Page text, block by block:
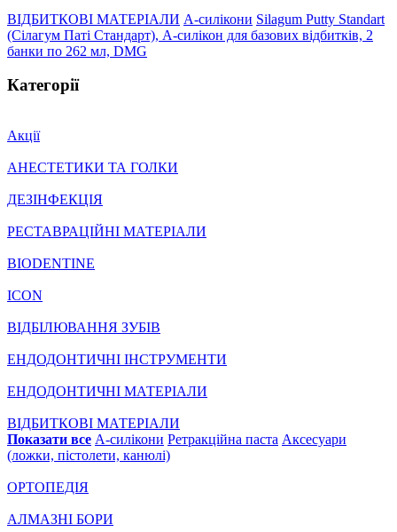
ВІДБИТКОВІ МАТЕРІАЛИ А-силікони Silagum Putty Standart
(Сілагум Паті Стандарт), А-силікон для базових відбитків, 2
банки по 262 мл, DMG
Категорії
Акції
АНЕСТЕТИКИ ТА ГОЛКИ
ДЕЗІНФЕКЦІЯ
РЕСТАВРАЦІЙНІ МАТЕРІАЛИ
BIODENTINE
ICON
ВІДБІЛЮВАННЯ ЗУБІВ
ЕНДОДОНТИЧНІ ІНСТРУМЕНТИ
ЕНДОДОНТИЧНІ МАТЕРІАЛИ
ВІДБИТКОВІ МАТЕРІАЛИ
Показати все А-силікони Ретракційна паста Аксесуари
(ложки, пістолети, канюлі)
ОРТОПЕДІЯ
АЛМАЗНІ БОРИ